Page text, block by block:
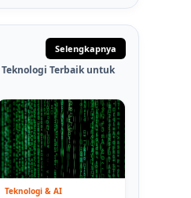
Selengkapnya
Terbaik untuk
Teknologi & AI